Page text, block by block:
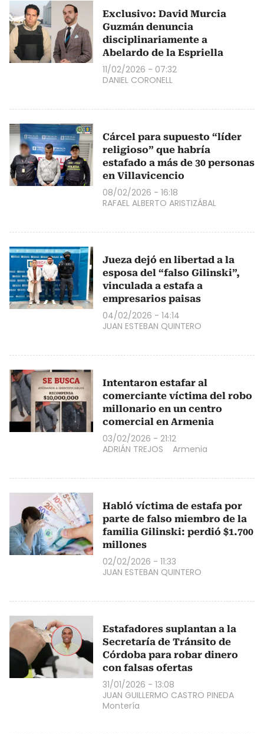
Exclusivo: David Murcia
Guzmán denuncia
disciplinariamente a
Abelardo de la Espriella
11/02/2026 - 07:32
DANIEL CORONELL
Cárcel para supuesto “líder
religioso” que habría
estafado a más de 30 personas
en Villavicencio
08/02/2026 - 16:18
RAFAEL ALBERTO ARISTIZÁBAL
Jueza dejó en libertad a la
esposa del “falso Gilinski”,
vinculada a estafa a
empresarios paisas
04/02/2026 - 14:14
JUAN ESTEBAN QUINTERO
Intentaron estafar al
comerciante víctima del robo
millonario en un centro
comercial en Armenia
03/02/2026 - 21:12
ADRIÁN TREJOS
Armenia
Habló víctima de estafa por
parte de falso miembro de la
familia Gilinski: perdió $1.700
millones
02/02/2026 - 11:33
JUAN ESTEBAN QUINTERO
Estafadores suplantan a la
Secretaría de Tránsito de
Córdoba para robar dinero
con falsas ofertas
31/01/2026 - 13:08
JUAN GUILLERMO CASTRO PINEDA
Montería